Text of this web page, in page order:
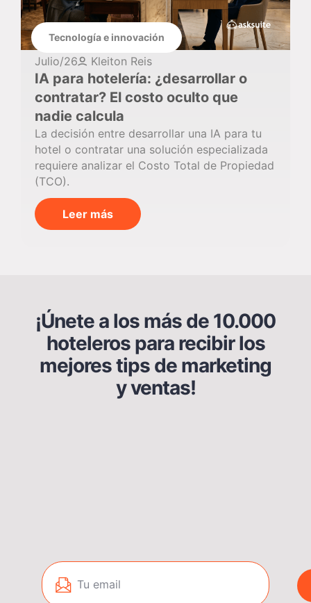
Tecnología e innovación
Julio/26 Kleiton Reis
IA para hotelería: ¿desarrollar o
contratar? El costo oculto que
nadie calcula
La decisión entre desarrollar una IA para tu
hotel o contratar una solución especializada
requiere analizar el Costo Total de Propiedad
(TCO).
Leer más
¡Únete a los más de 10.000
hoteleros para recibir los
mejores tips de marketing
y ventas!